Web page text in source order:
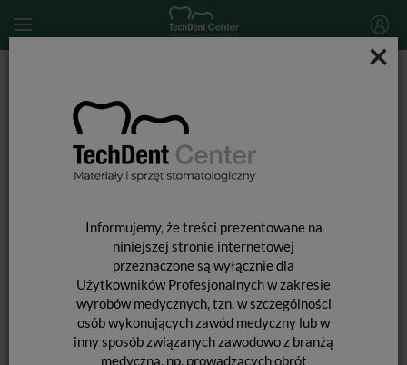
×
Informujemy, że treści prezentowane na
niniejszej stronie internetowej
przeznaczone są wyłącznie dla
Użytkowników Profesjonalnych w zakresie
wyrobów medycznych, tzn. w szczególności
osób wykonujących zawód medyczny lub w
inny sposób związanych zawodowo z branżą
medyczną, np. prowadzących obrót
Zestaw końcówek do odcinacza do gutaperki C-Blade / 4 szt.